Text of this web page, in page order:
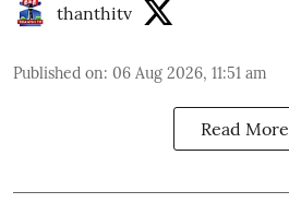
thanthitv
Published on: 06 Aug 2026, 11:51 am
Read More